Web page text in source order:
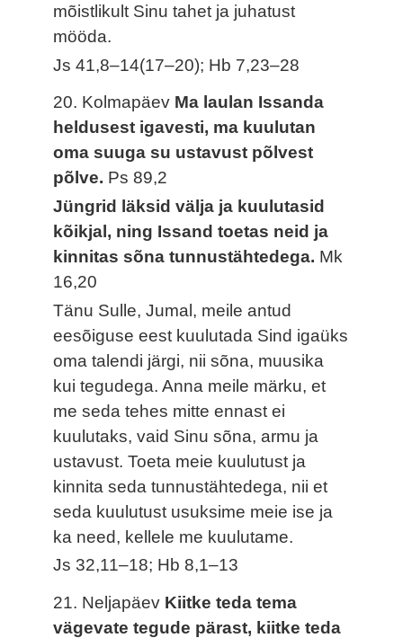
mõistlikult Sinu tahet ja juhatust
mööda.
Js 41,8–14(17–20); Hb 7,23–28
20. Kolmapäev Ma laulan Issanda
heldusest igavesti, ma kuulutan
oma suuga su ustavust põlvest
põlve. Ps 89,2
Jüngrid läksid välja ja kuulutasid
kõikjal, ning Issand toetas neid ja
kinnitas sõna tunnustähtedega. Mk
16,20
Tänu Sulle, Jumal, meile antud
eesõiguse eest kuulutada Sind igaüks
oma talendi järgi, nii sõna, muusika
kui tegudega. Anna meile märku, et
me seda tehes mitte ennast ei
kuulutaks, vaid Sinu sõna, armu ja
ustavust. Toeta meie kuulutust ja
kinnita seda tunnustähtedega, nii et
seda kuulutust usuksime meie ise ja
ka need, kellele me kuulutame.
Js 32,11–18; Hb 8,1–13
21. Neljapäev Kiitke teda tema
vägevate tegude pärast, kiitke teda